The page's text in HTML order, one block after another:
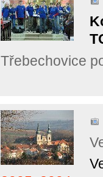
Třebechovice